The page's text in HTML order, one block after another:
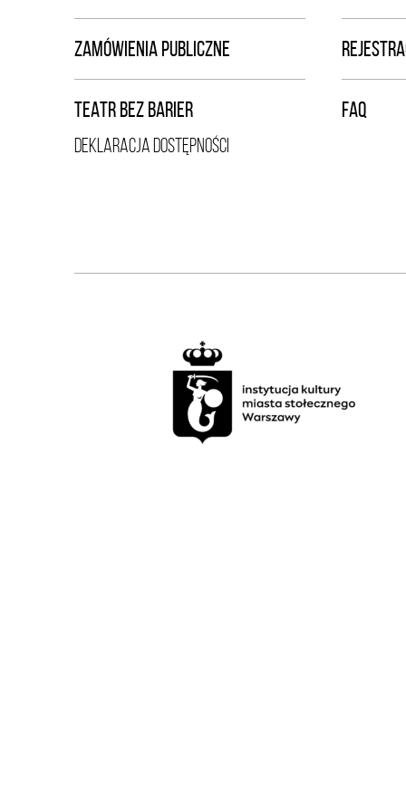
ZAMÓWIENIA PUBLICZNE
TEATR BEZ BARIER
DEKLARACJA DOSTĘPNOŚCI
FAQ